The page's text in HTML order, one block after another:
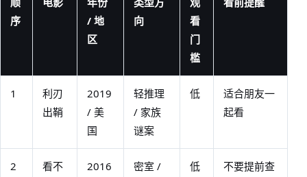
序
/ 地
区
向
看
门
槛
1
利刃
出鞘
2019
/ 美
国
轻推理
/ 家族
谜案
低
适合朋友一
起看
2
看不
2016
密室 /
低
不要提前查